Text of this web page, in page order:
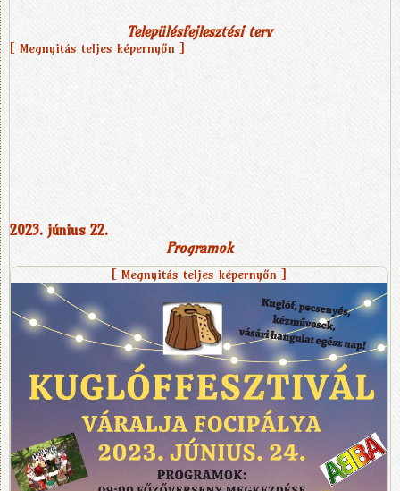
Településfejlesztési terv
[ Megnyitás teljes képernyőn ]
2023. június 22.
Programok
[ Megnyitás teljes képernyőn ]